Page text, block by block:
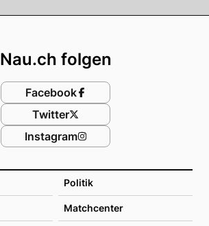
Politik
Matchcenter
Nau.ch folgen
Facebook
Twitter
Instagram